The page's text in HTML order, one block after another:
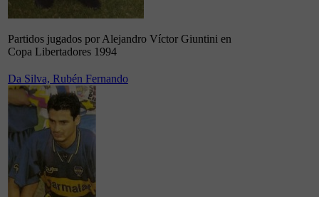
Partidos jugados por Alejandro Víctor Giuntini en
Copa Libertadores 1994
Da Silva, Rubén Fernando